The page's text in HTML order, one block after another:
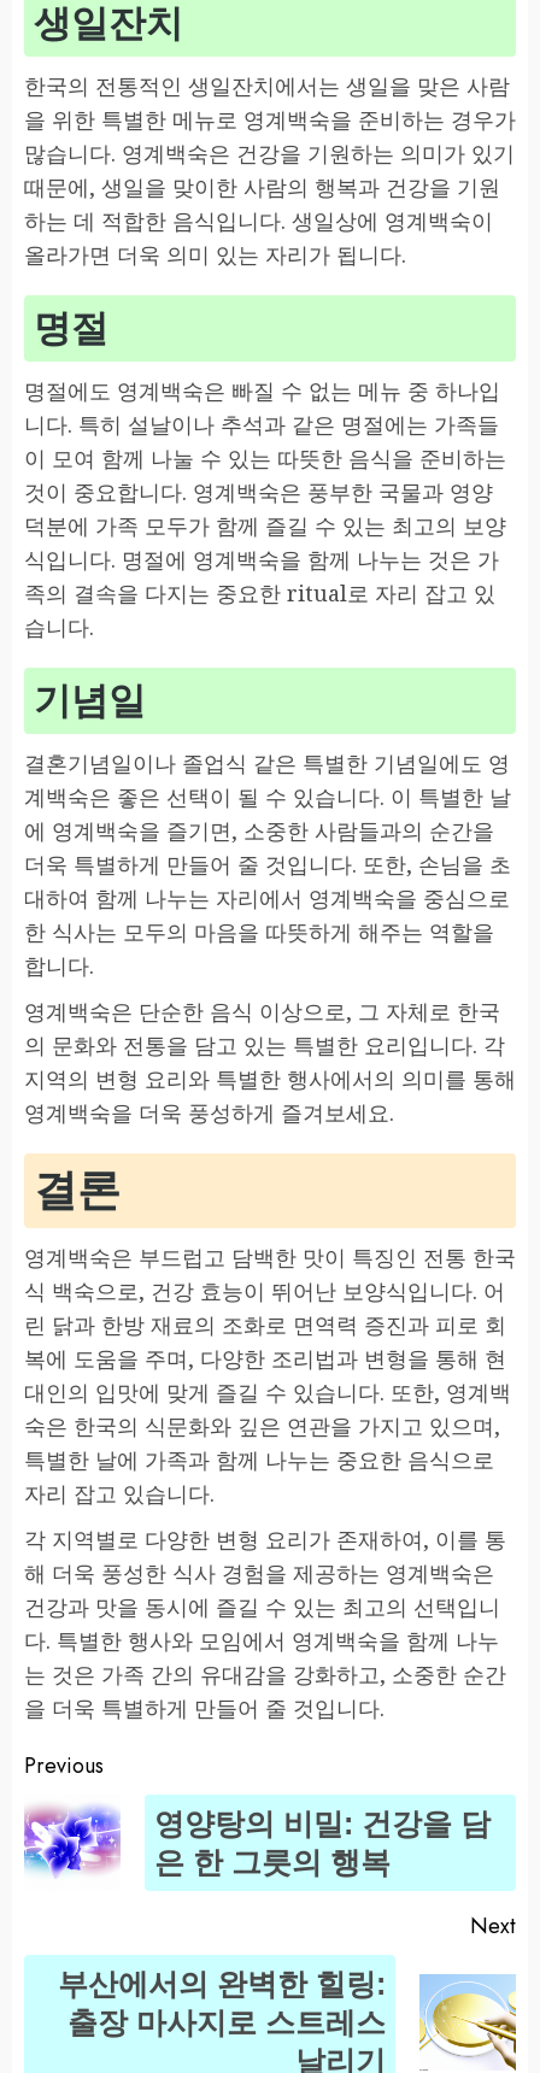
생일잔치
한국의 전통적인 생일잔치에서는 생일을 맞은 사람
을 위한 특별한 메뉴로 영계백숙을 준비하는 경우가
많습니다. 영계백숙은 건강을 기원하는 의미가 있기
때문에, 생일을 맞이한 사람의 행복과 건강을 기원
하는 데 적합한 음식입니다. 생일상에 영계백숙이
올라가면 더욱 의미 있는 자리가 됩니다.
명절
명절에도 영계백숙은 빠질 수 없는 메뉴 중 하나입
니다. 특히 설날이나 추석과 같은 명절에는 가족들
이 모여 함께 나눌 수 있는 따뜻한 음식을 준비하는
것이 중요합니다. 영계백숙은 풍부한 국물과 영양
덕분에 가족 모두가 함께 즐길 수 있는 최고의 보양
식입니다. 명절에 영계백숙을 함께 나누는 것은 가
족의 결속을 다지는 중요한 ritual로 자리 잡고 있
습니다.
기념일
결혼기념일이나 졸업식 같은 특별한 기념일에도 영
계백숙은 좋은 선택이 될 수 있습니다. 이 특별한 날
에 영계백숙을 즐기면, 소중한 사람들과의 순간을
더욱 특별하게 만들어 줄 것입니다. 또한, 손님을 초
대하여 함께 나누는 자리에서 영계백숙을 중심으로
한 식사는 모두의 마음을 따뜻하게 해주는 역할을
합니다.
영계백숙은 단순한 음식 이상으로, 그 자체로 한국
의 문화와 전통을 담고 있는 특별한 요리입니다. 각
지역의 변형 요리와 특별한 행사에서의 의미를 통해
영계백숙을 더욱 풍성하게 즐겨보세요.
결론
영계백숙은 부드럽고 담백한 맛이 특징인 전통 한국
식 백숙으로, 건강 효능이 뛰어난 보양식입니다. 어
린 닭과 한방 재료의 조화로 면역력 증진과 피로 회
복에 도움을 주며, 다양한 조리법과 변형을 통해 현
대인의 입맛에 맞게 즐길 수 있습니다. 또한, 영계백
숙은 한국의 식문화와 깊은 연관을 가지고 있으며,
특별한 날에 가족과 함께 나누는 중요한 음식으로
자리 잡고 있습니다.
각 지역별로 다양한 변형 요리가 존재하여, 이를 통
해 더욱 풍성한 식사 경험을 제공하는 영계백숙은
건강과 맛을 동시에 즐길 수 있는 최고의 선택입니
다. 특별한 행사와 모임에서 영계백숙을 함께 나누
는 것은 가족 간의 유대감을 강화하고, 소중한 순간
을 더욱 특별하게 만들어 줄 것입니다.
Post
navigation
Previous
영양탕의 비밀: 건강을 담
은 한 그릇의 행복
Next
Next
부산에서의 완벽한 힐링:
출장 마사지로 스트레스
날리기